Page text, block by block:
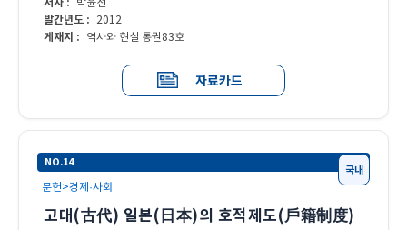
저자 : 박윤선
발간년도 : 2012
게재지 : 역사와 현실 통권83호
자료카드
NO.14
문헌>경제·사회
고대(古代) 일본(日本)의 호적제도(戶籍制度)
국내